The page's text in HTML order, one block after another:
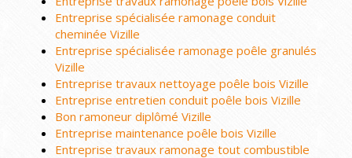
Entreprise spécialisée ramonage conduit
cheminée Vizille
Entreprise spécialisée ramonage poêle granulés
Vizille
Entreprise travaux nettoyage poêle bois Vizille
Entreprise entretien conduit poêle bois Vizille
Bon ramoneur diplômé Vizille
Entreprise maintenance poêle bois Vizille
Entreprise travaux ramonage tout combustible